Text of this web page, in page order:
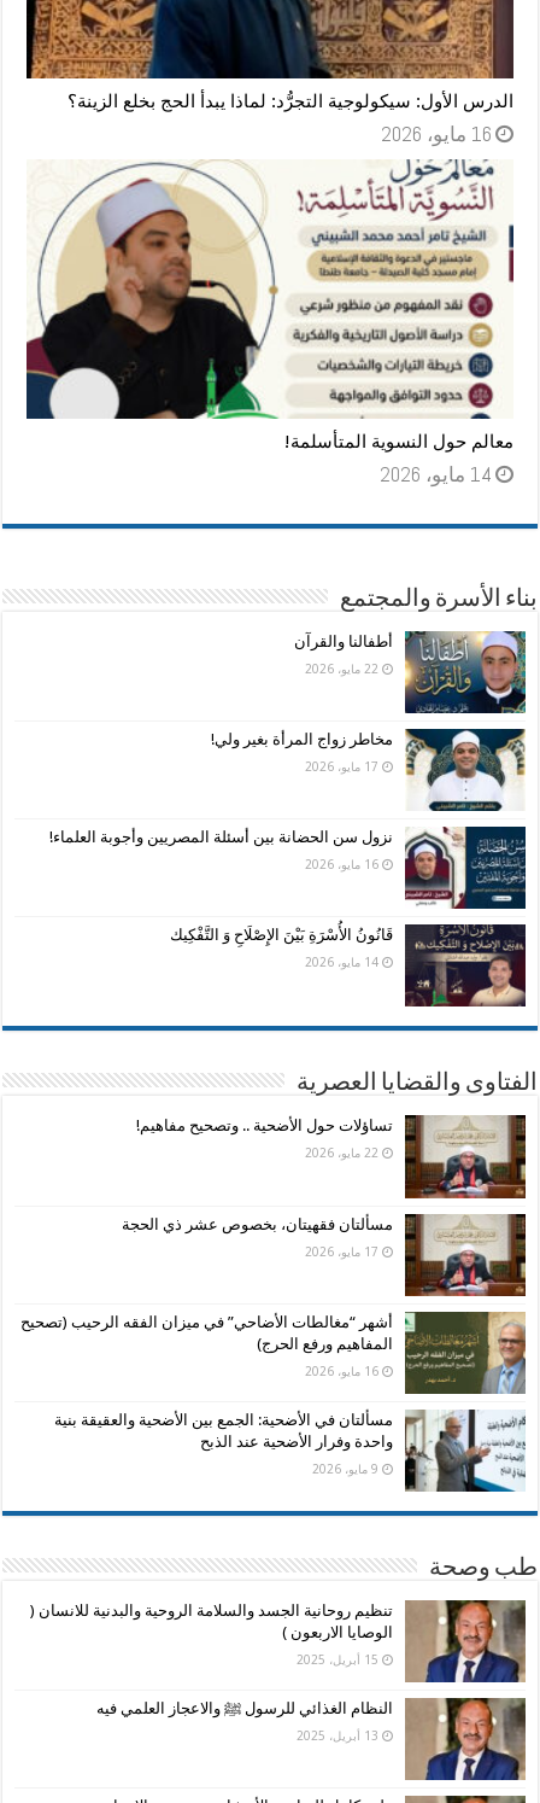
الدرس الأول: سيكولوجية التجرُّد: لماذا يبدأ الحج بخلع الزينة؟
16 مايو، 2026
معالم حول النسوية المتأسلمة!
14 مايو، 2026
بناء الأسرة والمجتمع
أطفالنا والقرآن
22 مايو، 2026
مخاطر زواج المرأة بغير ولي!
17 مايو، 2026
نزول سن الحضانة بين أسئلة المصريين وأجوبة العلماء!
16 مايو، 2026
قَانُونُ الأُسْرَةِ بَيْنَ الإِصْلَاحِ وَ التَّفْكِيك
14 مايو، 2026
الفتاوى والقضايا العصرية
تساؤلات حول الأضحية .. وتصحيح مفاهيم!
22 مايو، 2026
مسألتان فقهيتان، بخصوص عشر ذي الحجة
17 مايو، 2026
أشهر “مغالطات الأضاحي” في ميزان الفقه الرحيب (تصحيح
المفاهيم ورفع الحرج)
16 مايو، 2026
مسألتان في الأضحية: الجمع بين الأضحية والعقيقة بنية
واحدة وفرار الأضحية عند الذبح
9 مايو، 2026
طب وصحة
تنظيم روحانية الجسد والسلامة الروحية والبدنية للانسان (
الوصايا الاربعون )
15 أبريل، 2025
النظام الغذائي للرسول ﷺ والاعجاز العلمي فيه
13 أبريل، 2025